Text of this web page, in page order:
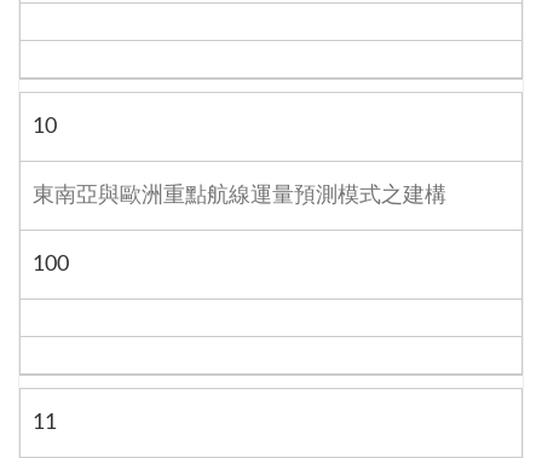
10
東南亞與歐洲重點航線運量預測模式之建構
100
11